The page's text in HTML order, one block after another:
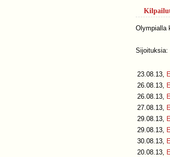
Olympialla
Sijoituksia:
23.08.13,
26.08.13,
26.08.13,
27.08.13,
29.08.13,
29.08.13,
30.08.13,
20.08.13,